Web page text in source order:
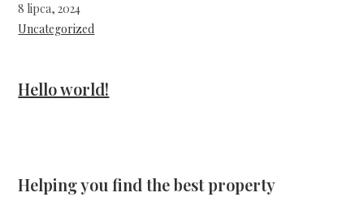
8 lipca, 2024
Uncategorized
Hello world!
Helping you find the best property